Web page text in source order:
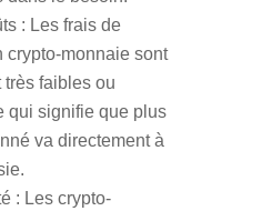
: Les frais de
crypto-monnaie sont
faibles ou
qui signifie que plus
va directement à
: Les crypto-